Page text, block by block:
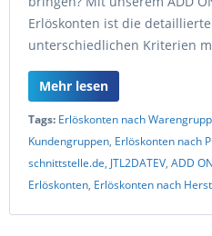
Erlöskonten ist die
unterschiedlichen Kriterien
Mehr lesen
Tags: Erlöskonten nach
Kundengruppen, Erlöskonten nach
schnittstelle.de, JTL2DATEV, ADD
Erlöskonten, Erlöskonten nach